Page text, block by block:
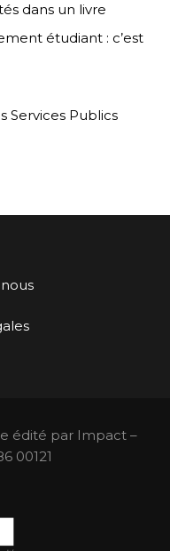
dans un livre
étudiant : c’est
Services Publics
édité par Impact –
00121